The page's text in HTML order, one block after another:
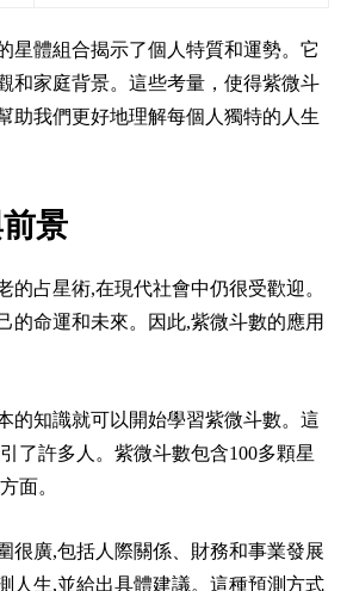
星體組合揭示了個人特質和運勢。它
和家庭背景。這些考量，使得紫微斗
助我們更好地理解每個人獨特的人生
景
的占星術,在現代社會中仍很受歡迎。
的命運和未來。因此,紫微斗數的應用
的知識就可以開始學習紫微斗數。這
了許多人。紫微斗數包含100多顆星
面。
很廣,包括人際關係、財務和事業發展
人生,並給出具體建議。這種預測方式